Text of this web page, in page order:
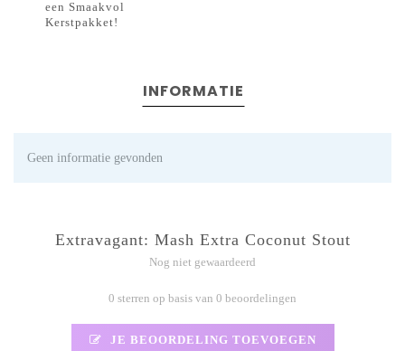
een Smaakvol
Kerstpakket!
INFORMATIE
Geen informatie gevonden
Extravagant: Mash Extra Coconut Stout
Nog niet gewaardeerd
0 sterren op basis van 0 beoordelingen
JE BEOORDELING TOEVOEGEN